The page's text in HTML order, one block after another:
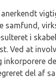
samfund,
i
Ved at
inkorporere
del af